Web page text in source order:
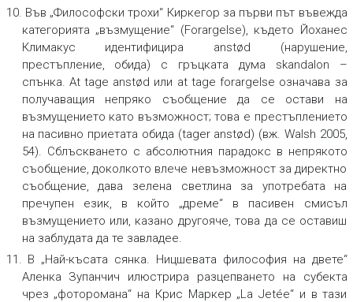
10. Във „Философски трохи“ Киркегор за първи път въвежда
категорията „възмущение“ (Forargelse), където Йоханес
Климакус идентифицира anstød (нарушение,
престъпление, обида) с гръцката дума skandalon –
спънка. At tage anstød или at tage forargelse означава за
получаващия непряко съобщение да се остави на
възмущението като възможност; това е престъплението
на пасивно приетата обида (tager anstød) (вж. Walsh 2005,
54). Сблъскването с абсолютния парадокс в непрякото
съобщение, доколкото влече невъзможност за директно
съобщение, дава зелена светлина за употребата на
пречупен език, в който „дреме“ в пасивен смисъл
възмущението или, казано другояче, това да се оставиш
на заблудата да те завладее.
11. В „Най-късата сянка. Ницшевата философия на двете“
Аленка Зупанчич илюстрира разцепването на субекта
чрез „фоторомана“ на Крис Маркер „La Jetée“ и в тази